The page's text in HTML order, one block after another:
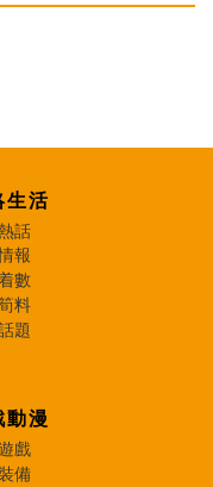
生活
話
報
數
料
題
動漫
戲
備